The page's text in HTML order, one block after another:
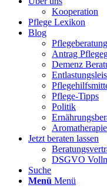
Kooperation
Pflege Lexikon
Blog
Pflegeberatung
Antrag
Demenz
Pflege-Tipps
Politik
Aromatherapie
Jetzt beraten lassen
DSGVO
Suche
Menü Menü